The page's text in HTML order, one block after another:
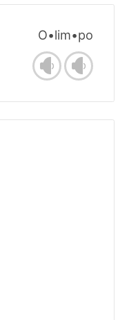
O•lim•po